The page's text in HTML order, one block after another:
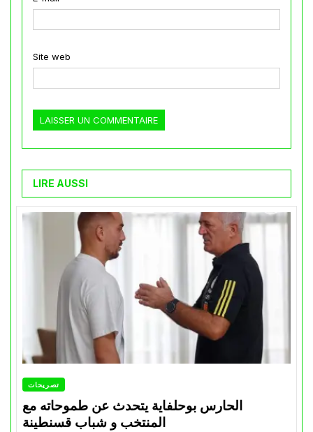
Site web
LIRE AUSSI
تصريحات
الحارس بوحلفاية يتحدث عن طموحاته مع
المنتخب و شباب قسنطينة